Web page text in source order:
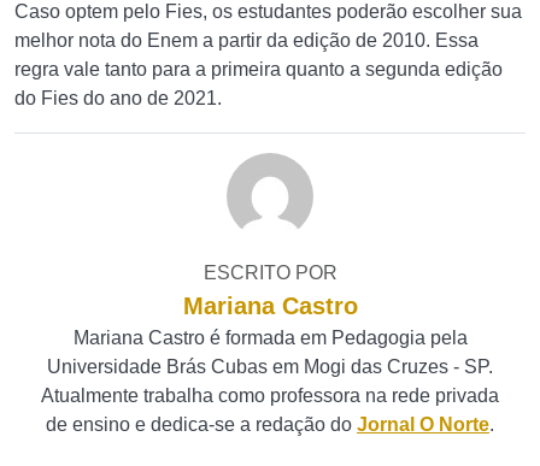
Caso optem pelo Fies, os estudantes poderão escolher sua
melhor nota do Enem a partir da edição de 2010. Essa
regra vale tanto para a primeira quanto a segunda edição
do Fies do ano de 2021.
ESCRITO POR
Mariana Castro
Mariana Castro é formada em Pedagogia pela
Universidade Brás Cubas em Mogi das Cruzes - SP.
Atualmente trabalha como professora na rede privada
de ensino e dedica-se a redação do Jornal O Norte.